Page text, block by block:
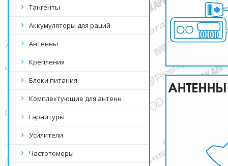
Тангенты
Аккумуляторы для раций
Антенны
Крепления
Блоки питания
Комплектующие для антенн
Гарнитуры
Усилители
Частотомеры